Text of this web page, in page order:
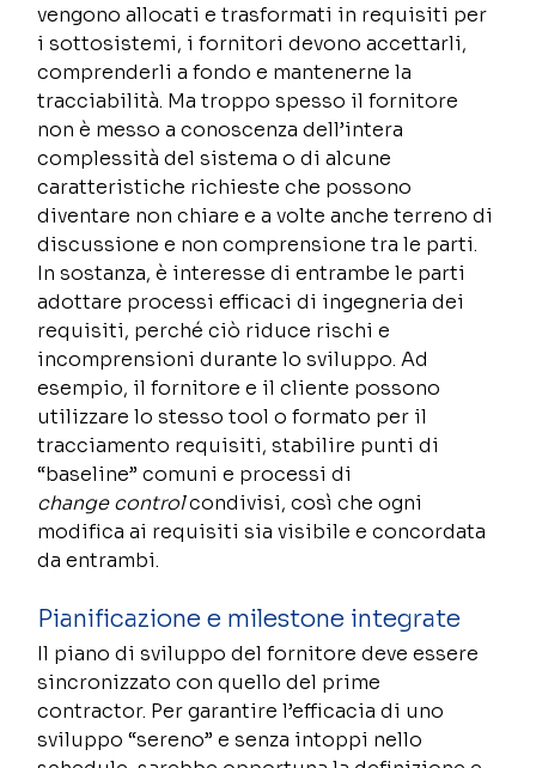
vengono allocati e trasformati in requisiti per
i sottosistemi, i fornitori devono accettarli,
comprenderli a fondo e mantenerne la
tracciabilità. Ma troppo spesso il fornitore
non è messo a conoscenza dell’intera
complessità del sistema o di alcune
caratteristiche richieste che possono
diventare non chiare e a volte anche terreno di
discussione e non comprensione tra le parti.
In sostanza, è interesse di entrambe le parti
adottare processi efficaci di ingegneria dei
requisiti, perché ciò riduce rischi e
incomprensioni durante lo sviluppo. Ad
esempio, il fornitore e il cliente possono
utilizzare lo stesso tool o formato per il
tracciamento requisiti, stabilire punti di
“baseline” comuni e processi di
change control condivisi, così che ogni
modifica ai requisiti sia visibile e concordata
da entrambi.
Pianificazione e milestone integrate
Il piano di sviluppo del fornitore deve essere
sincronizzato con quello del prime
contractor. Per garantire l’efficacia di uno
sviluppo “sereno” e senza intoppi nello